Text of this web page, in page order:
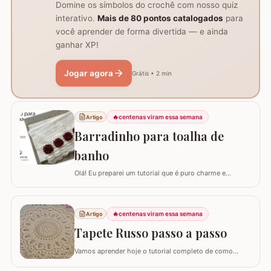
Domine os símbolos do crochê com nosso quiz
interativo. Mais de 80 pontos catalogados para
você aprender de forma divertida — e ainda
ganhar XP!
Jogar agora Grátis • 2 min
Artigo 🔥centenas viram essa semana
Barradinho para toalha de
banho
Olá! Eu preparei um tutorial que é puro charme e
como confeccionar um Barradinho para Toalha de
Banho ou Toalha de Rosto passo a passo. Esse
trabalho transforma uma peça simples em um item de
decoração de luxo, ideal para presentear ou para…
Artigo 🔥centenas viram essa semana
Tapete Russo passo a passo
Vamos aprender hoje o tutorial completo de como